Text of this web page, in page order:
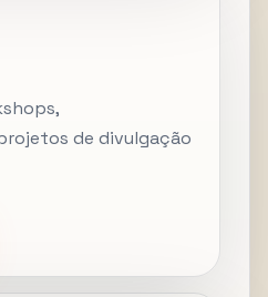
de divulgação